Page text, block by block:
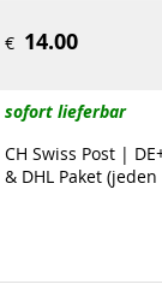
€ 14.00
sofort lieferbar
CH Swiss Post |
& DHL Paket